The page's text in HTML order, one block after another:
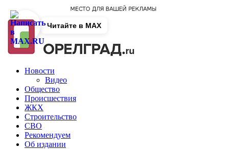
Новости
Видео
Общество
Происшествия
ЖКХ
Строительство
СВО
Рекомендуем
Об издании
Читайте в MAX